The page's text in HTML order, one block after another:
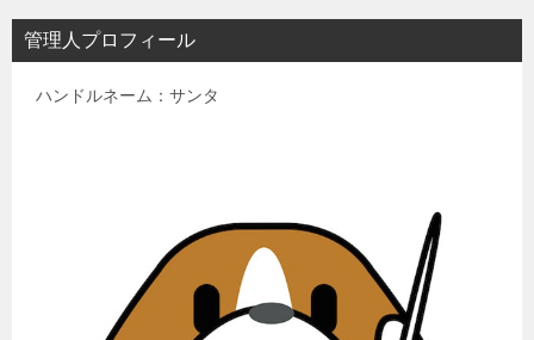
管理人プロフィール
ハンドルネーム：サンタ